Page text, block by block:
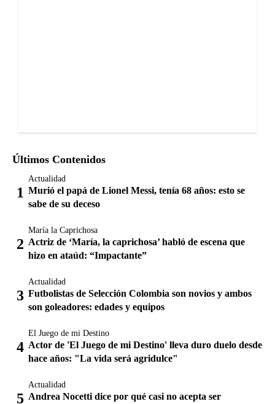
Últimos Contenidos
Actualidad
Murió el papá de Lionel Messi, tenía 68 años: esto se
sabe de su deceso
María la Caprichosa
Actriz de ‘María, la caprichosa’ habló de escena que
hizo en ataúd: “Impactante”
Actualidad
Futbolistas de Selección Colombia son novios y ambos
son goleadores: edades y equipos
El Juego de mi Destino
Actor de 'El Juego de mi Destino' lleva duro duelo desde
hace años: "La vida será agridulce"
Actualidad
Andrea Nocetti dice por qué casi no acepta ser